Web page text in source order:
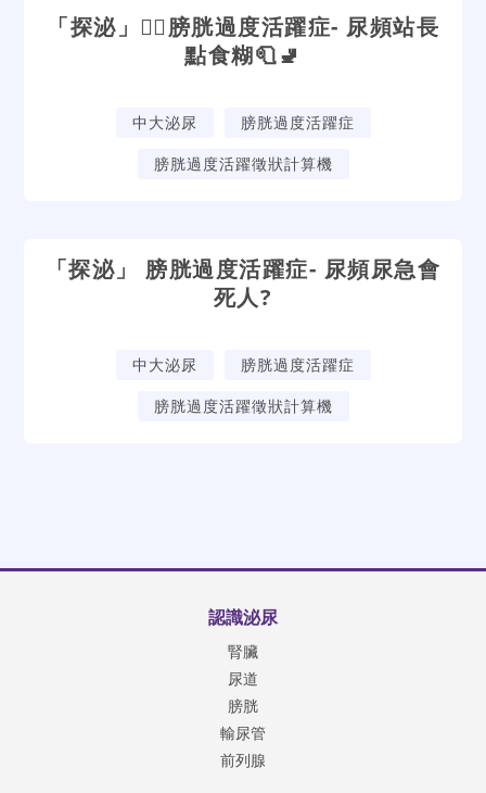
「探泌」🕵🏻‍膀胱過度活躍症- 尿頻站長
點食糊🧻🚽
中大泌尿
膀胱過度活躍症
膀胱過度活躍徵狀計算機
「探泌」 膀胱過度活躍症- 尿頻尿急會
死人?
中大泌尿
膀胱過度活躍症
膀胱過度活躍徵狀計算機
認識泌尿
腎臟
尿道
膀胱
輸尿管
前列腺